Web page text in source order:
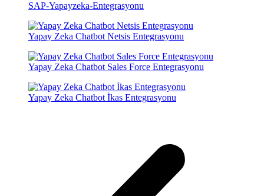
SAP-Yapayzeka-Entegrasyonu
Yapay Zeka Chatbot Netsis Entegrasyonu
Yapay Zeka Chatbot Sales Force Entegrasyonu
Yapay Zeka Chatbot İkas Entegrasyonu